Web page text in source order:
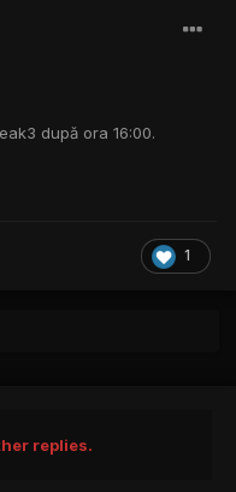
după ora 16:00.
1
replies.